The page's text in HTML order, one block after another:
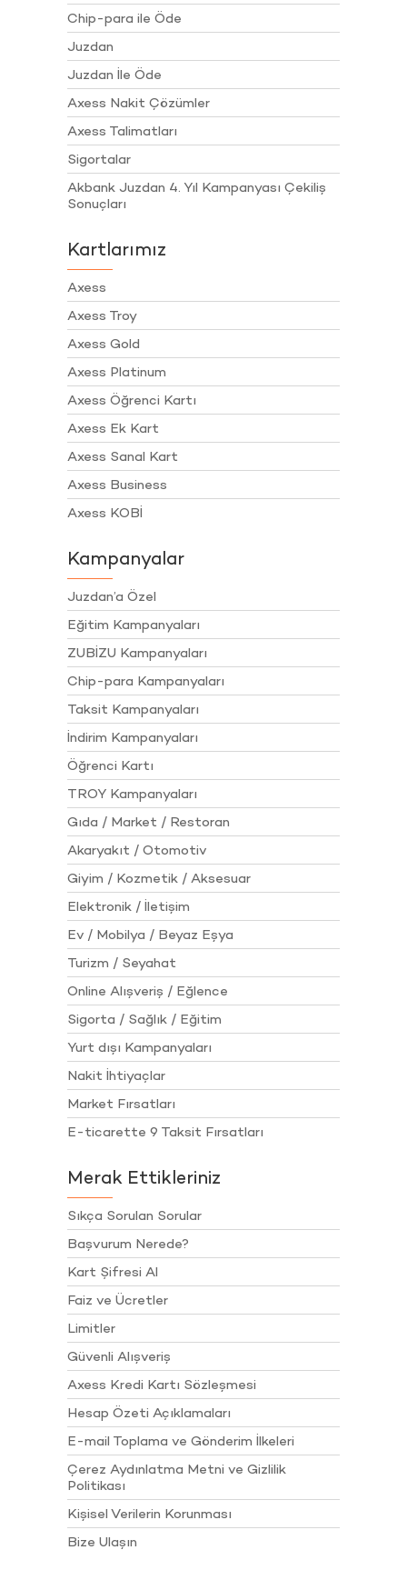
Chip-para ile Öde
Juzdan
Juzdan İle Öde
Axess Nakit Çözümler
Axess Talimatları
Sigortalar
Akbank Juzdan 4. Yıl Kampanyası Çekiliş
Sonuçları
Kartlarımız
Axess
Axess Troy
Axess Gold
Axess Platinum
Axess Öğrenci Kartı
Axess Ek Kart
Axess Sanal Kart
Axess Business
Axess KOBİ
Kampanyalar
Juzdan’a Özel
Eğitim Kampanyaları
ZUBİZU Kampanyaları
Chip-para Kampanyaları
Taksit Kampanyaları
İndirim Kampanyaları
Öğrenci Kartı
TROY Kampanyaları
Gıda / Market / Restoran
Akaryakıt / Otomotiv
Giyim / Kozmetik / Aksesuar
Elektronik / İletişim
Ev / Mobilya / Beyaz Eşya
Turizm / Seyahat
Online Alışveriş / Eğlence
Sigorta / Sağlık / Eğitim
Yurt dışı Kampanyaları
Nakit İhtiyaçlar
Market Fırsatları
E-ticarette 9 Taksit Fırsatları
Merak Ettikleriniz
Sıkça Sorulan Sorular
Başvurum Nerede?
Kart Şifresi Al
Faiz ve Ücretler
Limitler
Güvenli Alışveriş
Axess Kredi Kartı Sözleşmesi
Hesap Özeti Açıklamaları
E-mail Toplama ve Gönderim İlkeleri
Çerez Aydınlatma Metni ve Gizlilik
Politikası
Kişisel Verilerin Korunması
Bize Ulaşın